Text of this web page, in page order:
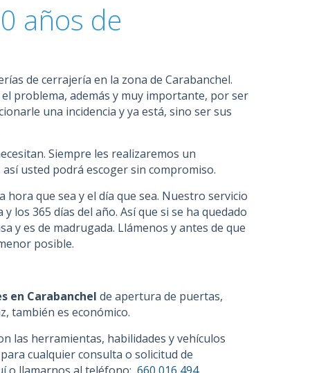
años de
de cerrajería en la zona de Carabanchel.
problema, además y muy importante, por ser
una incidencia y ya está, sino ser sus
Siempre les realizaremos un
usted podrá escoger sin compromiso.
que sea y el día que sea. Nuestro servicio
los 365 días del año. Así que si se ha quedado
y es de madrugada. Llámenos y antes de que
posible.
en Carabanchel de apertura de puertas,
también es económico.
las herramientas, habilidades y vehículos
cualquier consulta o solicitud de